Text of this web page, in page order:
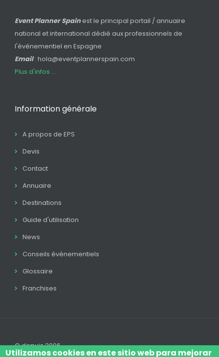
Event Planner Spain est le principal portail / annuaire
national et international dédié aux professionnels de
l'événementiel en Espagne
Email: hola@eventplannerspain.com
Plus d'infos ...
Information générale
A propos de EPS
Devis
Contact
Annuaire
Destinations
Guide d'utilisation
News
Conseils événementiels
Glossaire
Franchises
© depuis 2006
Utilizamos cookies en este sitio web para mejorar